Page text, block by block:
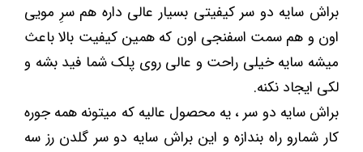
براش سایه دو سر کیفیتی بسیار عالی داره هم سرِ مویی
اون و هم سمت اسفنجی اون که همین کیفیت بالا باعث
میشه سایه خیلی راحت و عالی روی پلک شما فید بشه و
لکی ایجاد نکنه.
براش سایه دو سر ، یه محصول عالیه که میتونه همه جوره
کار شمارو راه بندازه و این براش سایه دو سر گلدن رز سه